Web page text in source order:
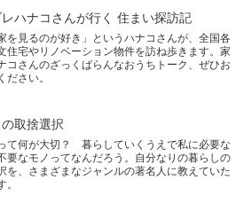
ハナコさんが行く 住まい探訪記
を見るのが好き」というハナコさんが、全国各
住宅やリノベーション物件を訪ね歩きます。家
コさんのざっくばらんなおうちトーク、ぜひお
ださい。
取捨選択
て何が大切？ 暮らしていくうえで私に必要な
要なモノってなんだろう。自分なりの暮らしの
を、さまざまなジャンルの著名人に教えていた
。